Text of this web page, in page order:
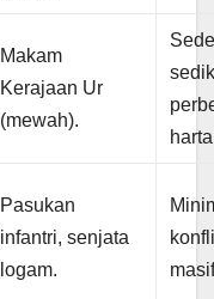
Makam
Kerajaan Ur
(mewah).
Pasukan
infantri, senjata
logam.